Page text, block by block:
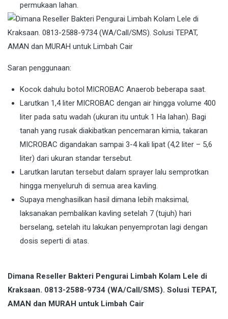
permukaan lahan.
Saran penggunaan:
Kocok dahulu botol MICROBAC Anaerob beberapa saat.
Larutkan 1,4 liter MICROBAC dengan air hingga volume 400
liter pada satu wadah (ukuran itu untuk 1 Ha lahan). Bagi
tanah yang rusak diakibatkan pencemaran kimia, takaran
MICROBAC digandakan sampai 3-4 kali lipat (4,2 liter – 5,6
liter) dari ukuran standar tersebut.
Larutkan larutan tersebut dalam sprayer lalu semprotkan
hingga menyeluruh di semua area kavling.
Supaya menghasilkan hasil dimana lebih maksimal,
laksanakan pembalikan kavling setelah 7 (tujuh) hari
berselang, setelah itu lakukan penyemprotan lagi dengan
dosis seperti di atas.
Dimana Reseller Bakteri Pengurai Limbah Kolam Lele di
Kraksaan. 0813-2588-9734 (WA/Call/SMS). Solusi TEPAT,
AMAN dan MURAH untuk Limbah Cair